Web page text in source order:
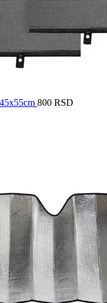
800 RSD